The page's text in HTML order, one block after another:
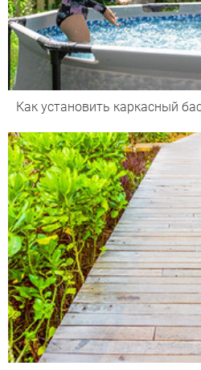
Как установить каркасный